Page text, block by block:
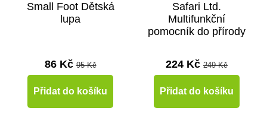
Small Foot Dětská
lupa
86 Kč95 Kč
Přidat do košíku
Safari Ltd.
Multifunkční
pomocník do přírody
224 Kč 249 Kč
Přidat do košíku